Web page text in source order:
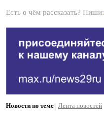
Есть о чём рассказать? Пиши:
Новости по теме | Лента новостей